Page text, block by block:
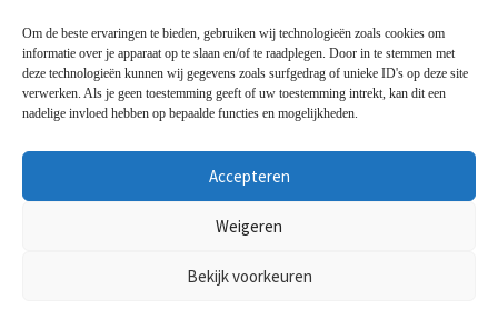
Om de beste ervaringen te bieden, gebruiken wij technologieën zoals cookies om
informatie over je apparaat op te slaan en/of te raadplegen. Door in te stemmen met
deze technologieën kunnen wij gegevens zoals surfgedrag of unieke ID's op deze site
verwerken. Als je geen toestemming geeft of uw toestemming intrekt, kan dit een
nadelige invloed hebben op bepaalde functies en mogelijkheden.
Accepteren
Weigeren
Bekijk voorkeuren
Privacybeleid-Verzending en retouren-Algemene
voorwaarden-Disclaimert-Betaalmethoden-Over ons
Contact